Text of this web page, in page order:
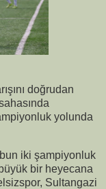
doğrudan
yolunda
iki şampiyonluk
bir heyecana
Sultangazi